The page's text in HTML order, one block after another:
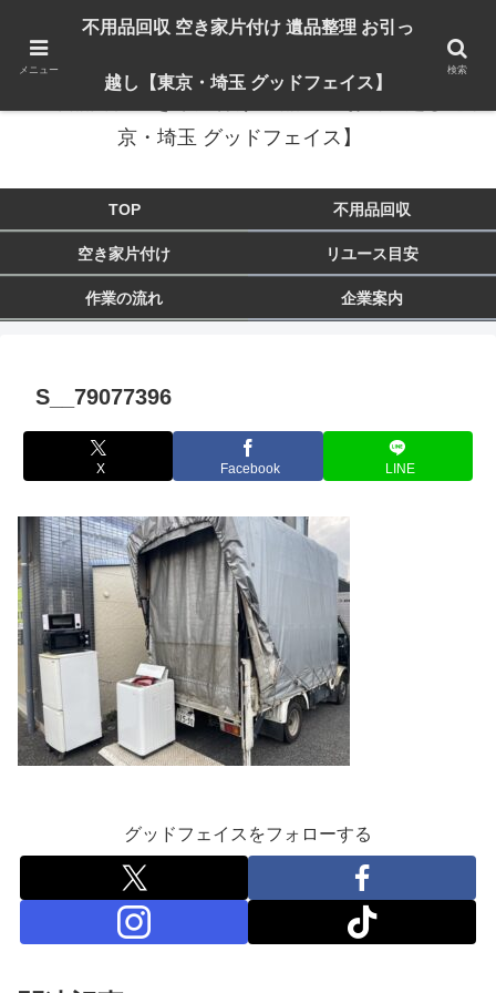
出張対応エリア：埼玉県 入間市 狭山市 飯能市 所沢市 川越市 日高市 鶴ヶ島市
京・埼玉 グッドフェイス】
TOP 不用品回収
空き家片付け リユース目安
作業の流れ 企業案内
S__79077396
X Facebook LINE
グッドフェイスをフォローする
メニュー
不用品回収 空き家片付け 遺品整理 お引っ
越し【東京・埼玉 グッドフェイス】
検索